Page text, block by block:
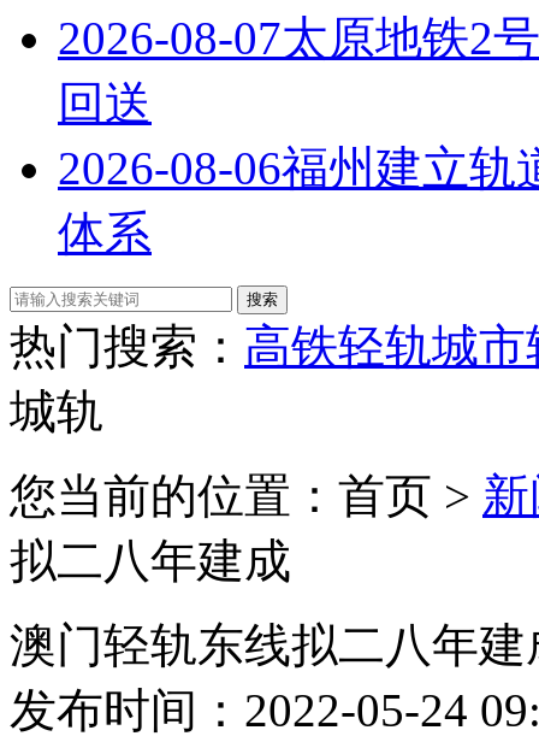
2026-08-07太原地铁2
回送
2026-08-06福州建立轨
体系
热门搜索： 高铁轻轨城市
城轨
您当前的位置：首页 >
拟二八年建成
澳门轻轨东线拟二八年建
发布时间：2022-05-24